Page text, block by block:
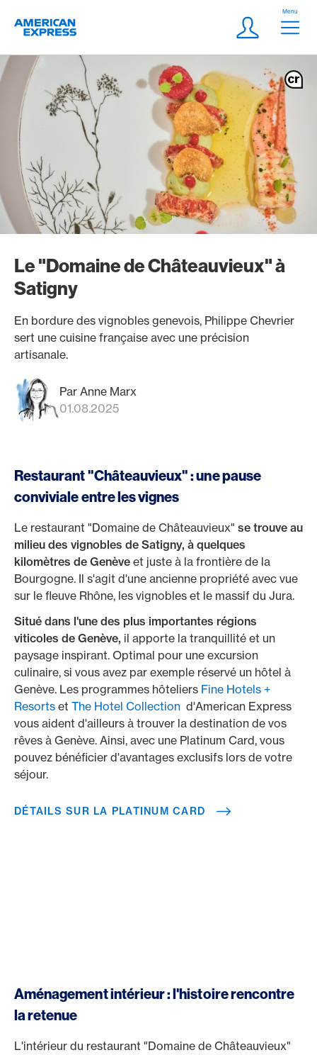
Logo
Meta
Login
Menu
Le "Domaine de Châteauvieux" à
Satigny
En bordure des vignobles genevois, Philippe Chevrier
sert une cuisine française avec une précision
artisanale.
Par Anne Marx
01.08.2025
Restaurant "Châteauvieux" : une pause
conviviale entre les vignes
Le restaurant "Domaine de Châteauvieux" se trouve au
milieu des vignobles de Satigny, à quelques
kilomètres de Genève et juste à la frontière de la
Bourgogne. Il s'agit d'une ancienne propriété avec vue
sur le fleuve Rhône, les vignobles et le massif du Jura.
Situé dans l'une des plus importantes régions
viticoles de Genève, il apporte la tranquillité et un
paysage inspirant. Optimal pour une excursion
culinaire, si vous avez par exemple réservé un hôtel à
Genève. Les programmes hôteliers Fine Hotels +
Resorts et The Hotel Collection d'American Express
vous aident d'ailleurs à trouver la destination de vos
rêves à Genève. Ainsi, avec une Platinum Card, vous
pouvez bénéficier d'avantages exclusifs lors de votre
séjour.
DÉTAILS SUR LA PLATINUM CARD
Aménagement intérieur : l'histoire rencontre
la retenue
L'intérieur du restaurant "Domaine de Châteauvieux"